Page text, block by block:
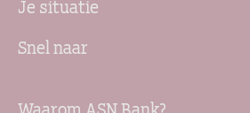
Je situatie
Snel naar
Waarom ASN Bank?